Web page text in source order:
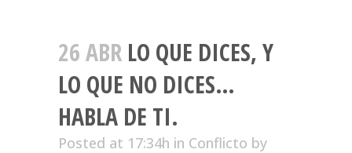
26 ABR LO QUE DICES, Y
LO QUE NO DICES…
HABLA DE TI.
Posted at 17:34h in Conflicto by